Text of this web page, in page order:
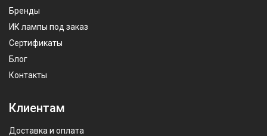
Бренды
ИК лампы под заказ
Сертификаты
Блог
Контакты
Клиентам
Доставка и оплата